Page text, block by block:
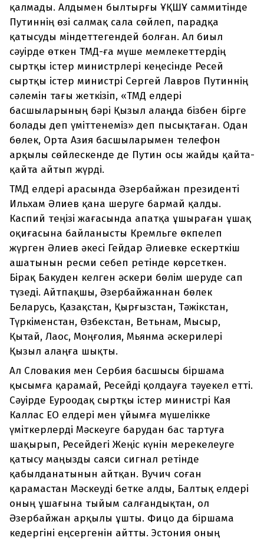
қалмады. Алдымен былтырғы ҰҚШҰ саммитінде
Путиннің өзі салмақ сала сөйлеп, парадқа
қатысуды міндеттегендей болған. Ал биыл
сәуірде өткен ТМД-ға мүше мемлекеттердің
сыртқы істер министрлері кеңесінде Ресей
сыртқы істер министрі Сергей Лавров Путиннің
сәлемін тағы жеткізіп, «ТМД елдері
басшыларының бәрі Қызыл алаңда бізбен бірге
болады деп үміттенеміз» деп пысықтаған. Одан
бөлек, Орта Азия басшыларымен телефон
арқылы сөйлескенде де Путин осы жайды қайта-
қайта айтып жүрді.
ТМД елдері арасында Әзербайжан президенті
Ильхам Әлиев қана шеруге бармай қалды.
Каспий теңізі жағасында апатқа ұшыраған ұшақ
оқиғасына байланысты Кремльге өкпелеп
жүрген Әлиев әкесі Гейдар Әлиевке ескерткіш
ашатынын ресми себеп ретінде көрсеткен.
Бірақ Бакуден келген әскери бөлім шеруде сап
түзеді. Айтпақшы, Әзербайжаннан бөлек
Беларусь, Қазақстан, Қырғызстан, Тәжікстан,
Түркіменстан, Өзбекстан, Ветьнам, Мысыр,
Қытай, Лаос, Моңғолия, Мьянма әскерилері
Қызыл алаңға шықты.
Ал Словакия мен Сербия басшысы біршама
қысымға қарамай, Ресейді қолдауға тәуекел етті.
Сәуірде Еуроодақ сыртқы істер министрі Кая
Каллас ЕО елдері мен ұйымға мүшелікке
үміткерлерді Мәскеуге барудан бас тартуға
шақырып, Ресейдегі Жеңіс күнін мерекелеуге
қатысу маңызды саяси сигнал ретінде
қабылданатынын айтқан. Вучич соған
қарамастан Мәскеуді бетке алды, Балтық елдері
оның ұшағына тыйым салғандықтан, ол
Әзербайжан арқылы ұшты. Фицо да біршама
кедергіні еңсергенін айтты. Эстония оның